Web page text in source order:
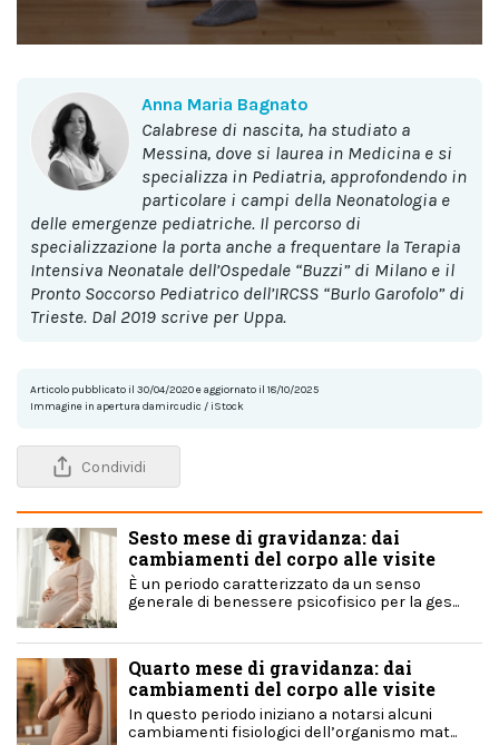
Anna Maria Bagnato
calabrese di nascita, ha studiato a
Messina, dove si laurea in Medicina e si
specializza in Pediatria, approfondendo in
particolare i campi della Neonatologia e
delle emergenze pediatriche. Il percorso di
specializzazione la porta anche a frequentare la Terapia
Intensiva Neonatale dell’Ospedale “Buzzi” di Milano e il
Pronto Soccorso Pediatrico dell’IRCSS “Burlo Garofolo” di
Trieste. Dal 2019 scrive per Uppa.
Articolo pubblicato il 30/04/2020 e aggiornato il 18/10/2025
Immagine in apertura damircudic / iStock
Condividi
Sesto mese di gravidanza: dai
cambiamenti del corpo alle visite
È un periodo caratterizzato da un senso
generale di benessere psicofisico per la ges...
Quarto mese di gravidanza: dai
cambiamenti del corpo alle visite
In questo periodo iniziano a notarsi alcuni
cambiamenti fisiologici dell’organismo mat...